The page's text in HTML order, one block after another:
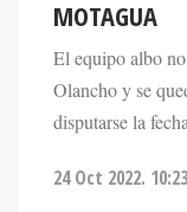
MOTAGUA
El equipo albo
Olancho y se
disputarse la
24 Oct 2022.